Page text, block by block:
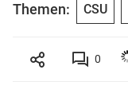
Themen: CSU
0